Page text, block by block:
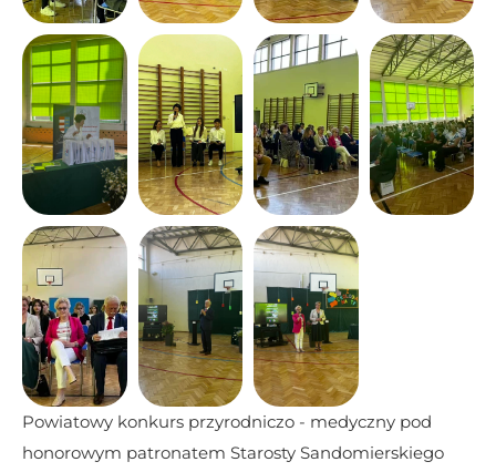
Powiatowy konkurs przyrodniczo - medyczny pod
honorowym patronatem Starosty Sandomierskiego